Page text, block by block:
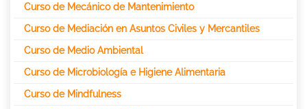
Curso de Mecánico de Mantenimiento
Curso de Mediación en Asuntos Civiles y Mercantiles
Curso de Medio Ambiental
Curso de Microbiología e Higiene Alimentaria
Curso de Mindfulness